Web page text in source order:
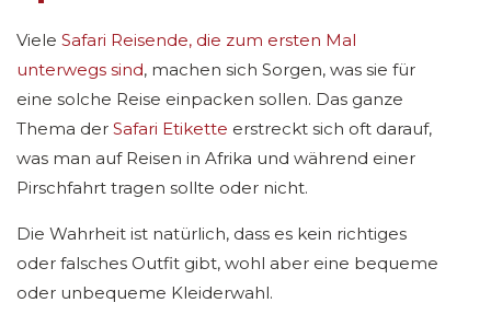
Viele Safari Reisende, die zum ersten Mal
unterwegs sind, machen sich Sorgen, was sie für
eine solche Reise einpacken sollen. Das ganze
Thema der Safari Etikette erstreckt sich oft darauf,
was man auf Reisen in Afrika und während einer
Pirschfahrt tragen sollte oder nicht.
Die Wahrheit ist natürlich, dass es kein richtiges
oder falsches Outfit gibt, wohl aber eine bequeme
oder unbequeme Kleiderwahl.